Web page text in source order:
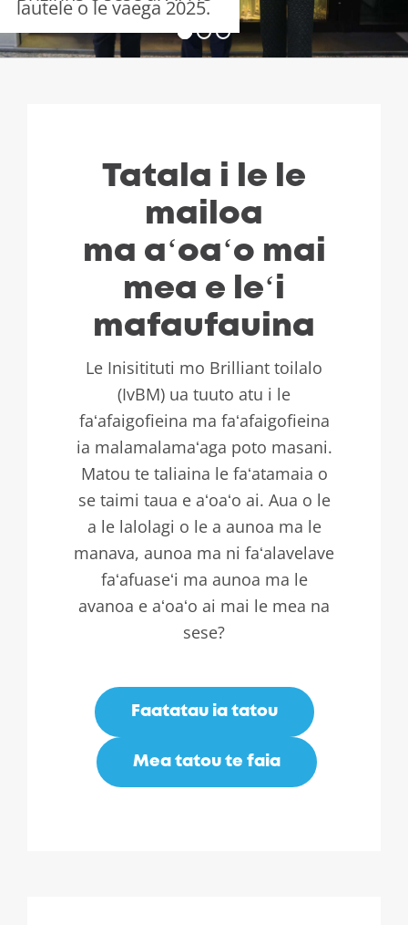
lautele o le vaega 2025.
Tatala i le le
mailoa
ma aʻoaʻo mai
mea e leʻi
mafaufauina
Le Inisitituti mo Brilliant toilalo
(IvBM) ua tuuto atu i le
faʻafaigofieina ma faʻafaigofieina
ia malamalamaʻaga poto masani.
Matou te taliaina le faʻatamaia o
se taimi taua e aʻoaʻo ai. Aua o le
a le lalolagi o le a aunoa ma le
manava, aunoa ma ni faʻalavelave
faʻafuaseʻi ma aunoa ma le
avanoa e aʻoaʻo ai mai le mea na
sese?
Faatatau ia tatou
Mea tatou te faia